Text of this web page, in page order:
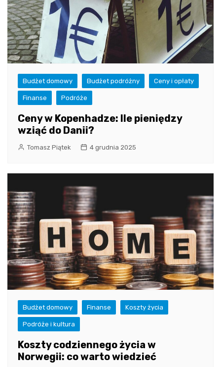
Budżet domowy Budżet podróżny Ceny i opłaty
Finanse Podróże
Ceny w Kopenhadze: Ile pieniędzy
wziąć do Danii?
Tomasz Piątek 4 grudnia 2025
Budżet domowy Finanse Koszty życia
Podróże i kultura
Koszty codziennego życia w
Norwegii: co warto wiedzieć